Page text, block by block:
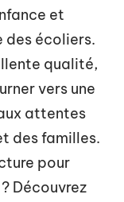
et
des écoliers.
qualité,
vers une
attentes
des familles.
pour
Découvrez